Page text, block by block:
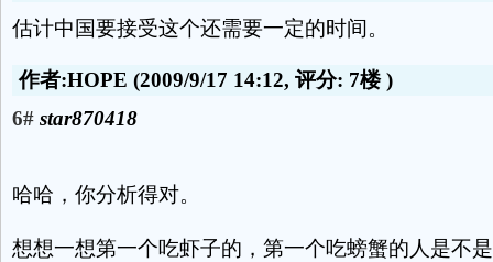
估计中国要接受这个还需要一定的时间。
作者:HOPE (2009/9/17 14:12, 评分: 7楼)
6# star870418
哈哈，你分析得对。
想想一想第一个吃虾子的，第一个吃螃蟹的人是不